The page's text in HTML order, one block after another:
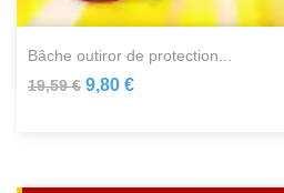
bâche outiror de protection...
19,59 € 9,80 €